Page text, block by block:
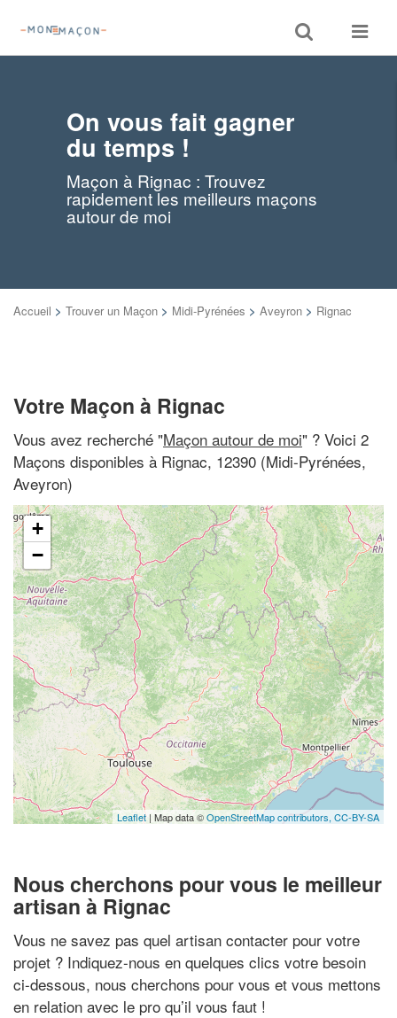
Toggle
search
Toggle
On vous fait gagner
du temps !
Maçon à Rignac : Trouvez
rapidement les meilleurs maçons
autour de moi
Accueil > Trouver un Maçon > Midi-Pyrénées > Aveyron > Rignac
Votre Maçon à Rignac
Vous avez recherché "Maçon autour de moi" ? Voici 2
Maçons disponibles à Rignac, 12390 (Midi-Pyrénées,
Aveyron)
+
−
Leaflet | Map data ©OpenStreetMap contributors, CC-BY-SA
Nous cherchons pour vous le meilleur
artisan à Rignac
Vous ne savez pas quel artisan contacter pour votre
projet ? Indiquez-nous en quelques clics votre besoin
ci-dessous, nous cherchons pour vous et vous mettons
en relation avec le pro qu’il vous faut !